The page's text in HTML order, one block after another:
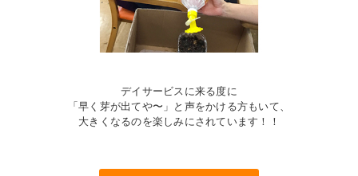
デイサービスに来る度に
「早く芽が出てや〜」と声をかける方もいて、
大きくなるのを楽しみにされています！！